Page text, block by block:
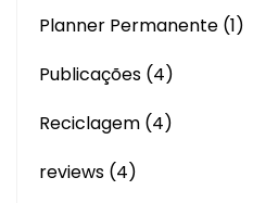
Planner Permanente (1)
Publicações (4)
Reciclagem (4)
reviews (4)